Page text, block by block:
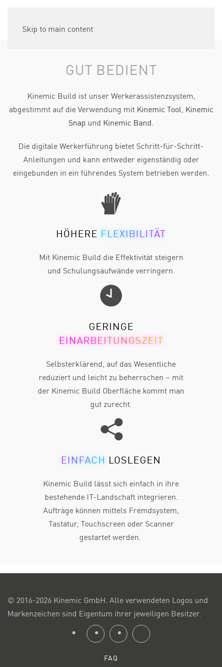
Skip to main content
GUT BEDIENT
Kinemic Build ist unser Werkerassistenzsystem,
abgestimmt auf die Verwendung mit Kinemic Tool Kinemic
Snap und Kinemic Band
Die digitale Werkerführung bietet Schritt-für-Schritt-
Anleitungen und kann entweder eigenständig oder
eingebunden in ein führendes System betrieben werden.
HÖHERE FLEXIBILITÄT
Mit Kinemic Build die Effektivität steigern
und Schulungsaufwände verringern.
GERINGE
EINARBEITUNGSZEIT
Selbsterklärend, auf das Wesentliche
reduziert und leicht zu beherrschen – mit
der Kinemic Build Oberfläche kommt man
gut zurecht.
EINFACH LOSLEGEN
Kinemic Build lässt sich einfach in ihre
bestehende IT-Landschaft integrieren.
Aufträge können mittels Fremdsystem,
Tastatur, Touchscreen oder Scanner
gestartet werden.
© 2016-2026 Kinemic GmbH. Alle verwendeten Logos und
Markenzeichen sind Eigentum ihrer jeweiligen Besitzer.
FAQ